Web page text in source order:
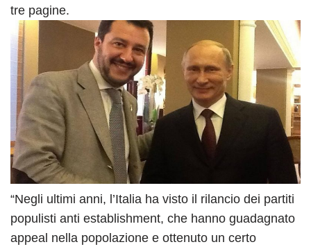
tre pagine.
“Negli ultimi anni, l’Italia ha visto il rilancio dei partiti
populisti anti establishment, che hanno guadagnato
appeal nella popolazione e ottenuto un certo